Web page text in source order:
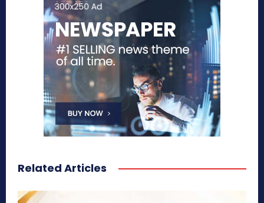
Related Articles